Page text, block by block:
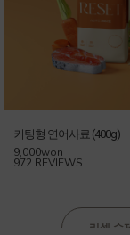
커팅형 연어사료 (400g)
9,000won
972 REVIEWS
리셋 수